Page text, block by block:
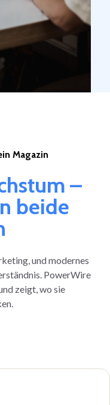
Magazin
–
beide
und modernes
PowerWire
zeigt, wo sie